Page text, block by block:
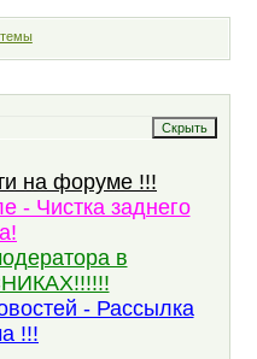
на форуме !!!
- Чистка заднего
в
- Рассылка
!!!